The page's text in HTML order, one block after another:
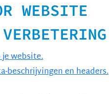
WEBSITE
website.
beschrijvingen en headers.